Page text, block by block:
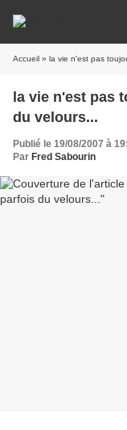
Accueil » la vie n'est pas
la vie n'est pas
du velours...
Publié le 19/08/2007 à
Par Fred Sabourin